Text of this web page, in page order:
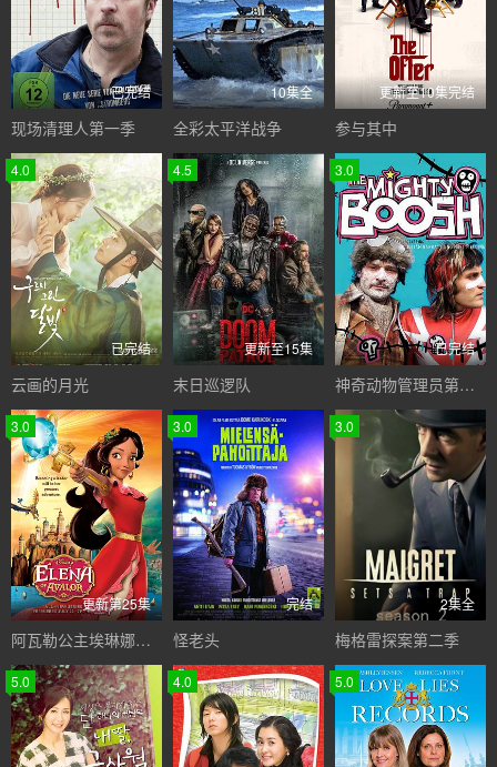
已完结
现场清理人第一季
10集全
全彩太平洋战争
更新至10集完结
参与其中
4.0
已完结
云画的月光
4.5
更新至15集
末日巡逻队
3.0
已完结
神奇动物管理员第一季
3.0
更新第25集
阿瓦勒公主埃琳娜第一季
3.0
完结
怪老头
3.0
2集全
梅格雷探案第二季
5.0 4.0 5.0